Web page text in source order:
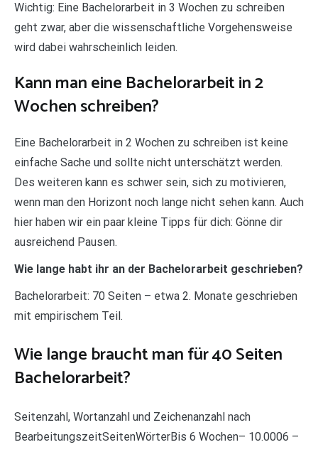
Wichtig: Eine Bachelorarbeit in 3 Wochen zu schreiben
geht zwar, aber die wissenschaftliche Vorgehensweise
wird dabei wahrscheinlich leiden.
Kann man eine Bachelorarbeit in 2
Wochen schreiben?
Eine Bachelorarbeit in 2 Wochen zu schreiben ist keine
einfache Sache und sollte nicht unterschätzt werden.
Des weiteren kann es schwer sein, sich zu motivieren,
wenn man den Horizont noch lange nicht sehen kann. Auch
hier haben wir ein paar kleine Tipps für dich: Gönne dir
ausreichend Pausen.
Wie lange habt ihr an der Bachelorarbeit geschrieben?
Bachelorarbeit: 70 Seiten – etwa 2. Monate geschrieben
mit empirischem Teil.
Wie lange braucht man für 40 Seiten
Bachelorarbeit?
Seitenzahl, Wortanzahl und Zeichenanzahl nach
BearbeitungszeitSeitenWörterBis 6 Wochen– 10.0006 –